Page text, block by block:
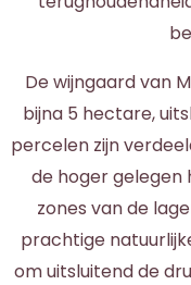
De wijngaard van
bijna 5 hectare,
percelen zijn
de hoger gelegen
zones van de
prachtige
om uitsluitend de